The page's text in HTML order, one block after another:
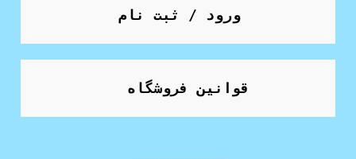
ورود / ثبت نام
قوانین فروشگاه